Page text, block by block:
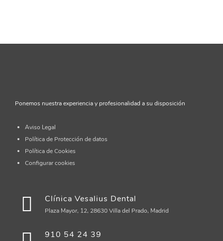
Ponemos nuestra experiencia y profesionalidad a su disposición
Aviso Legal
Política de Protección de datos
Política de Cookies
Configurar cookies
Clínica Vesalius Dental
Plaza Mayor, 12, 28630 Villa del Prado, Madrid
910 54 24 39